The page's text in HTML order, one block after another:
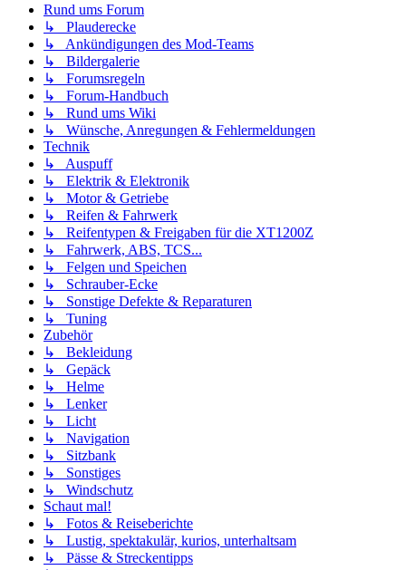
Rund ums Forum
↳ Plauderecke
↳ Ankündigungen des Mod-Teams
↳ Bildergalerie
↳ Forumsregeln
↳ Forum-Handbuch
↳ Rund ums Wiki
↳ Wünsche, Anregungen & Fehlermeldungen
Technik
↳ Auspuff
↳ Elektrik & Elektronik
↳ Motor & Getriebe
↳ Reifen & Fahrwerk
↳ Reifentypen & Freigaben für die XT1200Z
↳ Fahrwerk, ABS, TCS...
↳ Felgen und Speichen
↳ Schrauber-Ecke
↳ Sonstige Defekte & Reparaturen
↳ Tuning
Zubehör
↳ Bekleidung
↳ Gepäck
↳ Helme
↳ Lenker
↳ Licht
↳ Navigation
↳ Sitzbank
↳ Sonstiges
↳ Windschutz
Schaut mal!
↳ Fotos & Reiseberichte
↳ Lustig, spektakulär, kurios, unterhaltsam
↳ Pässe & Streckentipps